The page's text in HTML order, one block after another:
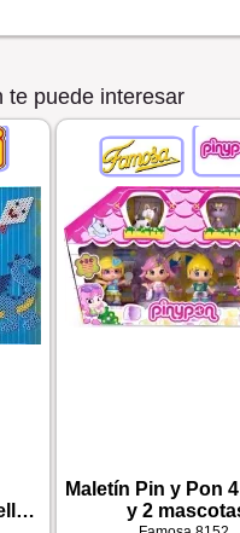
te puede interesar
y
Maletín Pin y Pon
y 2